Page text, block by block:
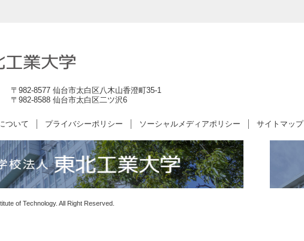
〒982-8577 仙台市太白区八木山香澄町35-1
〒982-8588 仙台市太白区二ツ沢6
ついて プライバシーポリシー ソーシャルメディアポリシー サイトマップ
of Technology. All Right Reserved.